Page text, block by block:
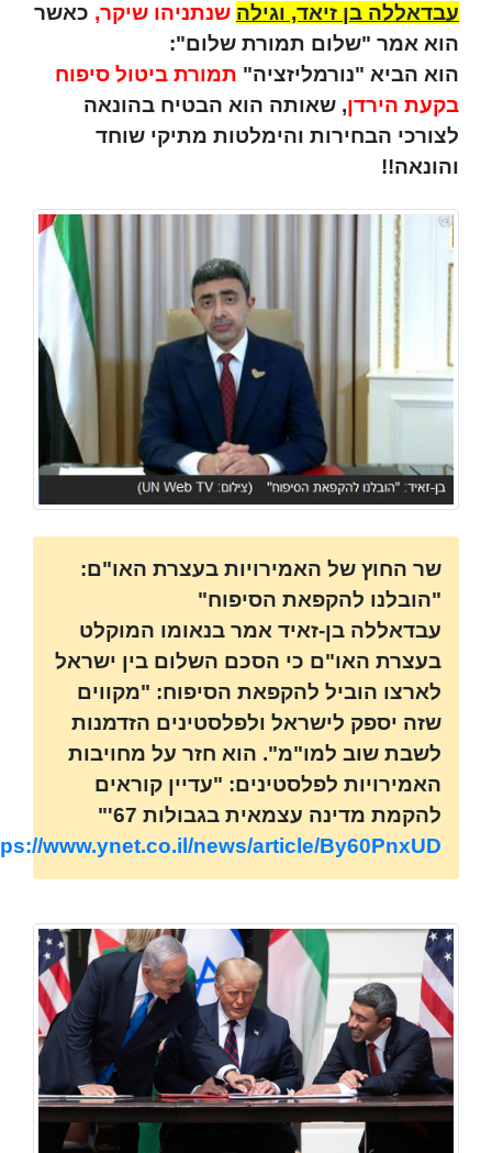
עבדאללה בן זיאד, וגילה שנתניהו שיקר, כאשר
הוא אמר "שלום תמורת שלום":
הוא הביא "נורמליזציה" תמורת ביטול סיפוח
בקעת הירדן, שאותה הוא הבטיח בהונאה
לצורכי הבחירות והימלטות מתיקי שוחד
והונאה!!
שר החוץ של האמירויות בעצרת האו"ם:
"הובלנו להקפאת הסיפוח"
עבדאללה בן-זאיד אמר בנאומו המוקלט
בעצרת האו"ם כי הסכם השלום בין ישראל
לארצו הוביל להקפאת הסיפוח: "מקווים
שזה יספק לישראל ולפלסטינים הזדמנות
לשבת שוב למו"מ". הוא חזר על מחויבות
האמירויות לפלסטינים: "עדיין קוראים
להקמת מדינה עצמאית בגבולות 67'"
www.ynet.co.il/news/article/By60PnxUD